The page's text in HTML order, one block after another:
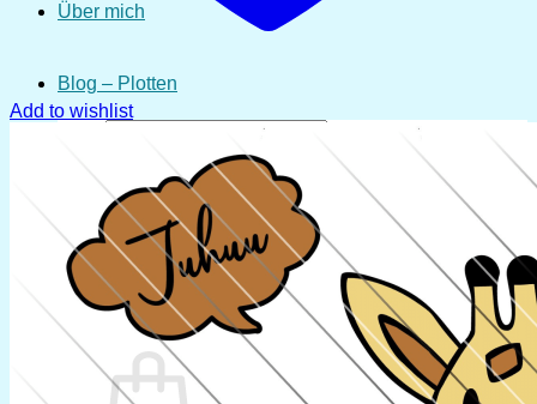
Über mich
Blog – Plotten
Suchen
Anmelden
Warenkorb / 0,00 € 0
Add to wishlist